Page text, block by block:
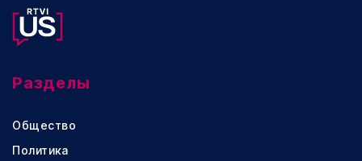
Разделы
Общество
Политика